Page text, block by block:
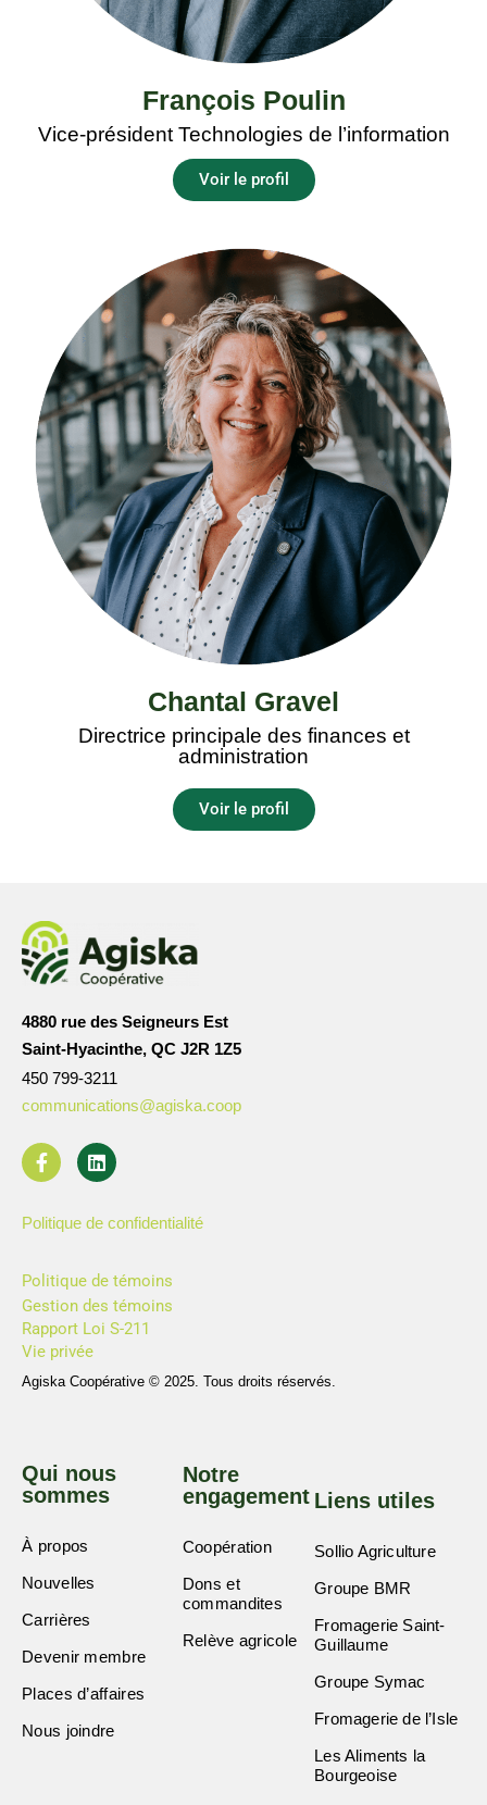
François Poulin
Vice-président Technologies de l’information
Voir le profil
Chantal Gravel
Directrice principale des finances et
administration
Voir le profil
4880 rue des Seigneurs Est
Saint-Hyacinthe, QC J2R 1Z5
450 799-3211
communications@agiska.coop
Politique de confidentialité
Politique de témoins
Gestion des témoins
Rapport Loi S-211
Vie privée
Agiska Coopérative © 2025. Tous droits réservés.
Qui nous
sommes
À propos
Nouvelles
Carrières
Devenir membre
Places d’affaires
Nous joindre
Notre
engagement
Coopération
Dons et
commandites
Relève agricole
Liens utiles
Sollio Agriculture
Groupe BMR
Fromagerie Saint-
Guillaume
Groupe Symac
Fromagerie de l’Isle
Les Aliments la
Bourgeoise